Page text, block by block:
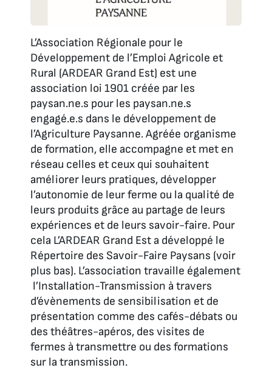
L’Association Régionale pour le
Développement de l’Emploi Agricole et
Rural (ARDEAR Grand Est) est une
association loi 1901 créée par les
paysan.ne.s pour les paysan.ne.s
engagé.e.s dans le développement de
l’Agriculture Paysanne. Agréée organisme
de formation, elle accompagne et met en
réseau celles et ceux qui souhaitent
améliorer leurs pratiques, développer
l’autonomie de leur ferme ou la qualité de
leurs produits grâce au partage de leurs
expériences et de leurs savoir-faire. Pour
cela L’ARDEAR Grand Est a développé le
Répertoire des Savoir-Faire Paysans (voir
plus bas). L’association travaille également
l’Installation-Transmission à travers
d’évènements de sensibilisation et de
présentation comme des cafés-débats ou
des théâtres-apéros, des visites de
fermes à transmettre ou des formations
sur la transmission.